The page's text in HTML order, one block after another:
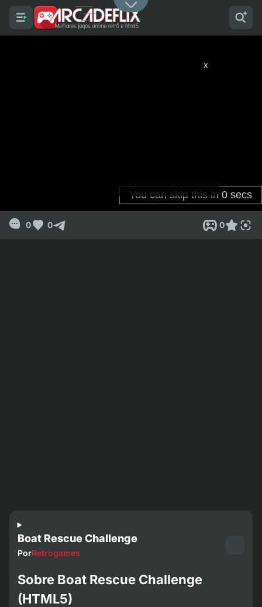
x
0 0 0
Boat Rescue Challenge
PorRetrogames
Sobre Boat Rescue Challenge
(HTML5)